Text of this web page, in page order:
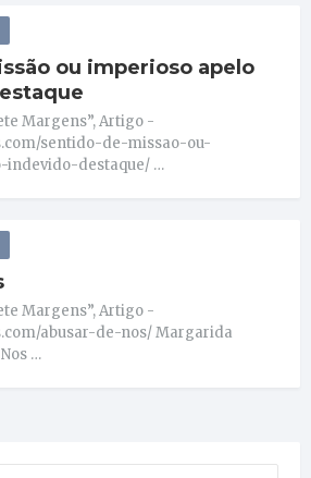
ou imperioso apelo
Margens”, Artigo -
sentido-de-missao-ou-
indevido-destaque/ …
Margens”, Artigo -
abusar-de-nos/ Margarida
…